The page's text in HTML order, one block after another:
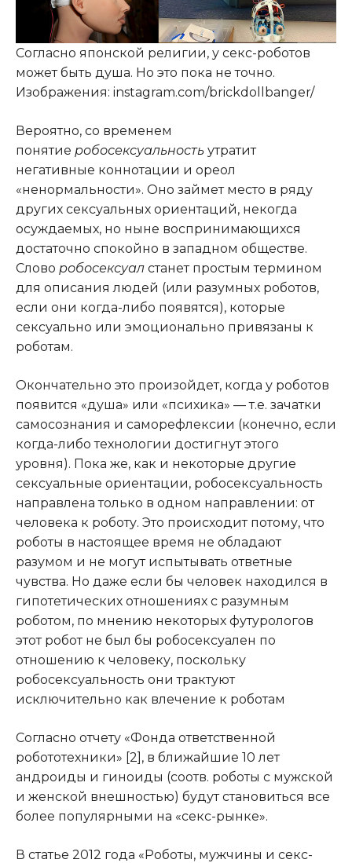
Согласно японской религии, у секс-роботов
может быть душа. Но это пока не точно.
Изображения: instagram.com/brickdollbanger/
Вероятно, со временем
понятие робосексуальность утратит
негативные коннотации и ореол
«ненормальности». Оно займет место в ряду
других сексуальных ориентаций, некогда
осуждаемых, но ныне воспринимающихся
достаточно спокойно в западном обществе.
Слово робосексуал станет простым термином
для описания людей (или разумных роботов,
если они когда-либо появятся), которые
сексуально или эмоционально привязаны к
роботам.
Окончательно это произойдет, когда у роботов
появится «душа» или «психика» — т.е. зачатки
самосознания и саморефлексии (конечно, если
когда-либо технологии достигнут этого
уровня). Пока же, как и некоторые другие
сексуальные ориентации, робосексуальность
направлена только в одном направлении: от
человека к роботу. Это происходит потому, что
роботы в настоящее время не обладают
разумом и не могут испытывать ответные
чувства. Но даже если бы человек находился в
гипотетических отношениях с разумным
роботом, по мнению некоторых футурологов
этот робот не был бы робосексуален по
отношению к человеку, поскольку
робосексуальность они трактуют
исключительно как влечение к роботам
Согласно отчету «Фонда ответственной
робототехники» [2], в ближайшие 10 лет
андроиды и гиноиды (соотв. роботы с мужской
и женской внешностью) будут становиться все
более популярными на «секс-рынке».
В статье 2012 года «Роботы, мужчины и секс-